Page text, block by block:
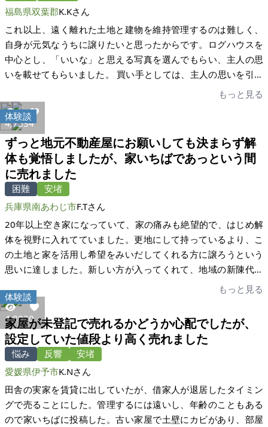
福島県双葉郡K.Kさん
これ以上、遠く離れた土地と建物を維持管理するのは難しく、
自身が元気なうちに譲りたいと思ったからです。ログハウスを
中心とし、「いいな」と思える写真を選んでもらい、主人の思
いを載せてもらいました。 買い手としては、主人の思いを引き
継ぎ、川内村を気に入り、ログハウスを大事にしてくださる方
に渡るといいなと思っていました。家いちばさんにお願いして
から数か月で事が進んだため、片付けなど手間取ってしまいま
した。少し骨は折れましたが、このぐらい短期間で進めること
ができてよかったです。買ってくださった方も私の思いにぴっ
たりの方でした。今は本当にホッとしています。ウェブ掲載の
ご担当者さま、問い合わせのメールをつないでくださった担当
者さま、わざわざ来てくれて「いいところですね」と言ってく
ださった担当宅建士さま、着実に準備を進めてくださった司法
書士さま、そのほか、今回の取引に関わってくださった御社す
べての皆さんに感謝申し上げます。きっかけは雑誌記事の紹介
で御社を知り、利用できてよかったと思っています。 実はま
だ、主人が遺した土地があります。藪になっているため、少し
メンテナンスをして、使ってもらえる方にまた、家いちばを介
して紹介したいと思っています。その際はどうぞよろしくお願
いいたします。
もっと見る
4,7534
体験談
ずっと地元不動産屋にお願いしても決まらず解
体も覚悟しましたが、家いちばであっという間
に売れました
困難
安堵
兵庫県南あわじ市F.Tさん
20年以上空き家になっていて、家の痛みも絶望的で、はじめ解
体を視野に入れてていました。更地にして持っているより、こ
の土地と家を活用し希望をみいだしてくれる方に譲ろうという
思いに達しました。新しい方が入ってくれて、地域の新陳代謝
が良くなればと。2年以上、地元不動産屋にお願いして、一件の
問い合わせも無かったのに、家いちばのサイトに載せていただ
きあっという間に商談が決まりました。登記にまさかの不備が
ありましたが、司法書士の先生は手慣れた様子。安心して全て
をお任せできました。少額の商談にもかかわらず不慣れな私達
に合わせた対応をきっちりしていただけました。感謝しており
ます！父の生まれ育った思い出の生家。他人にお譲りする事に
なりましたが、私達では更地にする選択しかありませんでし
た。買主さんは、母屋は残す予定とのこと、所有しなくても、
建物が残る事。そちらの方が父の残りの人生には価値があると
もっと見る
4,8020
体験談
家屋が未登記で売れるかどうか心配でしたが、
設定していた値段より高く売れました
悩み 反響
安堵
愛媛県伊予市K.Nさん
田舎の実家を賃貸に出していたが、借家人が退居したタイミン
グで売ることにした。管理するには遠いし、年齢のこともある
ので家いちばに投稿した。古い家屋で土壁にカビがあり、部屋